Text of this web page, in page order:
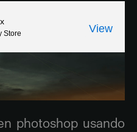
photoshop usando